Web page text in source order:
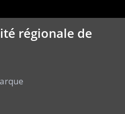
régionale de